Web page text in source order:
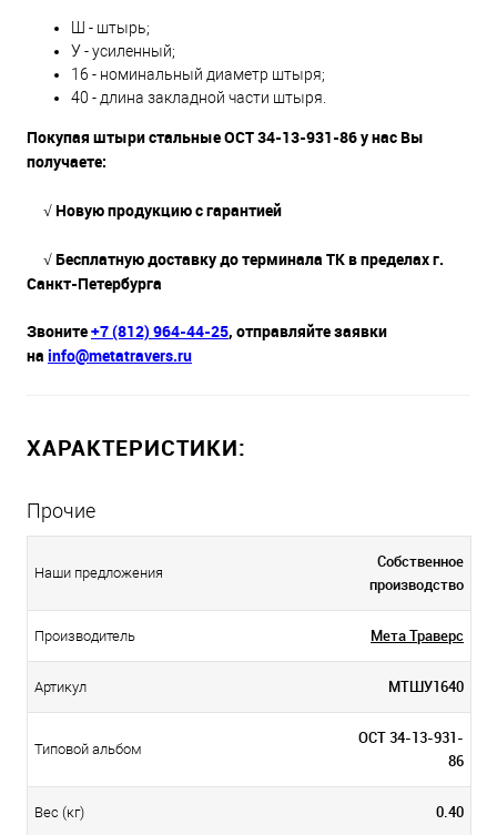
Ш - штырь;
У - усиленный;
16 - номинальный диаметр штыря;
40 - длина закладной части штыря.
Покупая штыри стальные ОСТ 34-13-931-86 у нас Вы
получаете:
√ Новую продукцию с гарантией
√ Бесплатную доставку до терминала ТК в пределах г.
Санкт-Петербурга
Звоните+7 (812) 964-44-25, отправляйте заявки
на info@metatravers.ru
ХАРАКТЕРИСТИКИ:
Прочие
Наши предложения
Собственное
производство
Производитель Мета Траверс
Артикул МТШУ1640
Типовой альбом
ОСТ 34-13-931-
86
Вес (кг) 0.40